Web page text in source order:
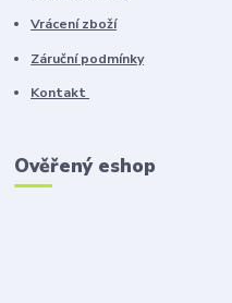
Vrácení zboží
Záruční podmínky
Kontakt
Ověřený eshop